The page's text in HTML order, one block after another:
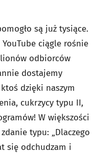
są już tysiące.
ciągle rośnie
odbiorców
dostajemy
dzięki naszym
cukrzycy typu II,
W większości
typu: „Dlaczego
się odchudzam i